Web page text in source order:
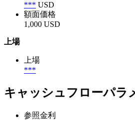
*** USD
額面価格
1,000 USD
上場
上場
***
キャッシュフローパラ
参照金利